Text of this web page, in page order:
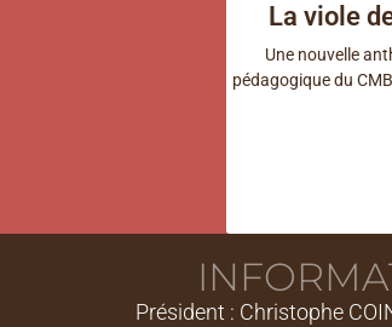
La viole
Une nouvelle
pédagogique du
Président : Christophe